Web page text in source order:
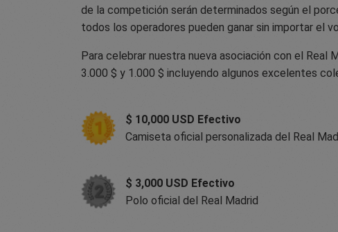
de la competición serán determinados según el
todos los operadores pueden ganar sin importar el
Para celebrar nuestra nueva asociación con el Real
3.000 $ y 1.000 $ incluyendo algunos excelentes
$ 10,000 USD Efectivo
Camiseta oficial personalizada del Real
$ 3,000 USD Efectivo
Polo oficial del Real Madrid